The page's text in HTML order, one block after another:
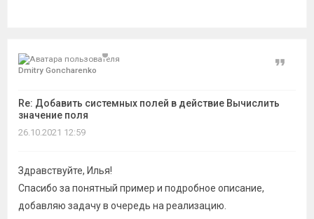
Dmitry Goncharenko
Re: Добавить системных полей в действие Вычислить
значение поля
Цитата
26.10.2021 12:59
Здравствуйте, Илья!
Спасибо за понятный пример и подробное описание,
добавляю задачу в очередь на реализацию.